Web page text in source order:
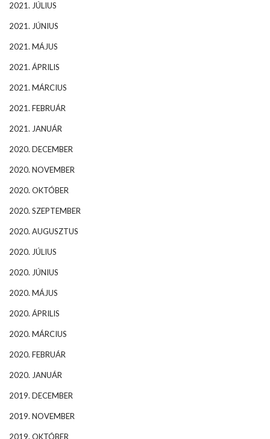
2021. JÚLIUS
2021. JÚNIUS
2021. MÁJUS
2021. ÁPRILIS
2021. MÁRCIUS
2021. FEBRUÁR
2021. JANUÁR
2020. DECEMBER
2020. NOVEMBER
2020. OKTÓBER
2020. SZEPTEMBER
2020. AUGUSZTUS
2020. JÚLIUS
2020. JÚNIUS
2020. MÁJUS
2020. ÁPRILIS
2020. MÁRCIUS
2020. FEBRUÁR
2020. JANUÁR
2019. DECEMBER
2019. NOVEMBER
2019. OKTÓBER